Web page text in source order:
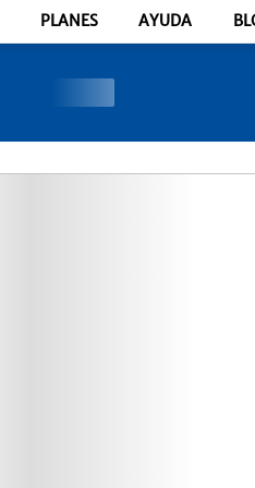
PLANES AYUDA